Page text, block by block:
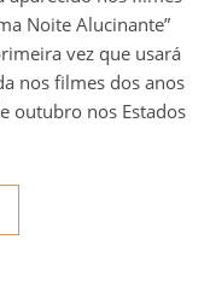
Noite Alucinante”
vez que usará
nos filmes dos anos
outubro nos Estados